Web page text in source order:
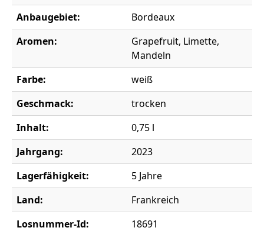
Anbaugebiet:
Bordeaux
Aromen:
Grapefruit, Limette,
Mandeln
Farbe:
weiß
Geschmack:
trocken
Inhalt:
0,75 l
Jahrgang:
2023
Lagerfähigkeit:
5 Jahre
Land:
Frankreich
Losnummer-Id:
18691